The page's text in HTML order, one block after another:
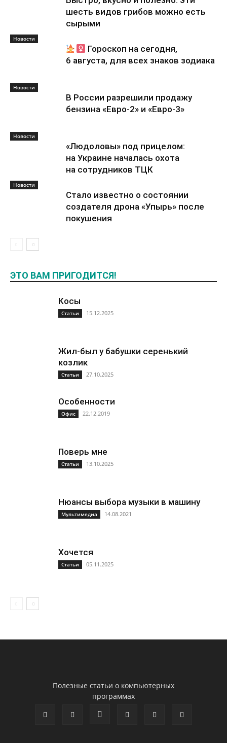
шесть видов грибов можно есть
сырыми
Новости
Гороскоп на сегодня,
6 августа, для всех знаков зодиака
Новости
В России разрешили продажу
бензина «Евро-2» и «Евро-3»
Новости
«Людоловы» под прицелом:
на Украине началась охота
на сотрудников ТЦК
Новости
Стало известно о состоянии
создателя дрона «Упырь» после
покушения
ЭТО ВАМ ПРИГОДИТСЯ!
Косы
Статьи 15.12.2025
Жил-был у бабушки серенький
козлик
Статьи 27.10.2025
Особенности
Офис 22.12.2019
Поверь мне
Статьи 13.10.2025
Нюансы выбора музыки в машину
Мультимедиа 14.08.2021
Хочется
Статьи 05.11.2025
Полезные статьи о компьютерных
программах